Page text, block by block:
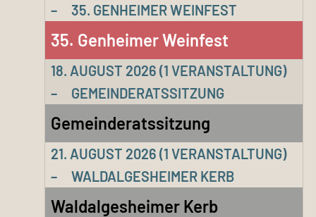
–
35. GENHEIMER WEINFEST
35. Genheimer Weinfest
18. AUGUST 2026 (1 VERANSTALTUNG)
–
GEMEINDERATSSITZUNG
Gemeinderatssitzung
21. AUGUST 2026 (1 VERANSTALTUNG)
–
WALDALGESHEIMER KERB
Waldalgesheimer Kerb